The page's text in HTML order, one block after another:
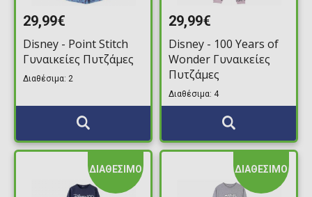
29,99€
Disney - Point Stitch
Γυναικείες Πυτζάμες
Διαθέσιμα: 2
29,99€
Disney - 100 Years of
Wonder Γυναικείες
Πυτζάμες
Διαθέσιμα: 4
ΔΙΑΘΕΣΙΜΟ ΔΙΑΘΕΣΙΜΟ